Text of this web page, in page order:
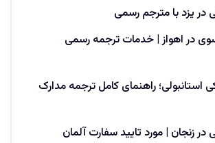
در یزد با مترجم رسمی
در اهواز | خدمات ترجمه رسمی
استانبولی؛ راهنمای کامل ترجمه مدارک
در زنجان | مورد تایید سفارت آلمان